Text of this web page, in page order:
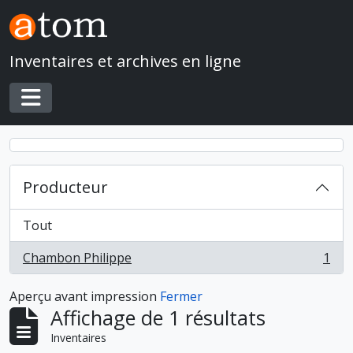
Skip to main content
Inventaires et archives en ligne
Toggle navigation
Producteur
Tout
Chambon Philippe
, 1 résultats 1
Aperçu avant impression Fermer
Affichage de 1 résultats
Inventaires